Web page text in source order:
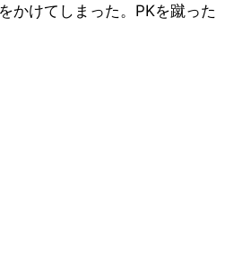
かけてしまった。PKを蹴った